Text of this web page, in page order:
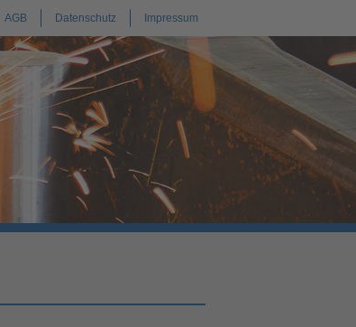
AGB Datenschutz Impressum